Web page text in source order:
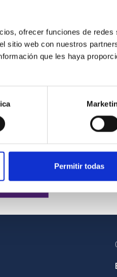
ofrecer funciones de redes
sitio web con nuestros
que les haya
Permitir todas
Fotosfera